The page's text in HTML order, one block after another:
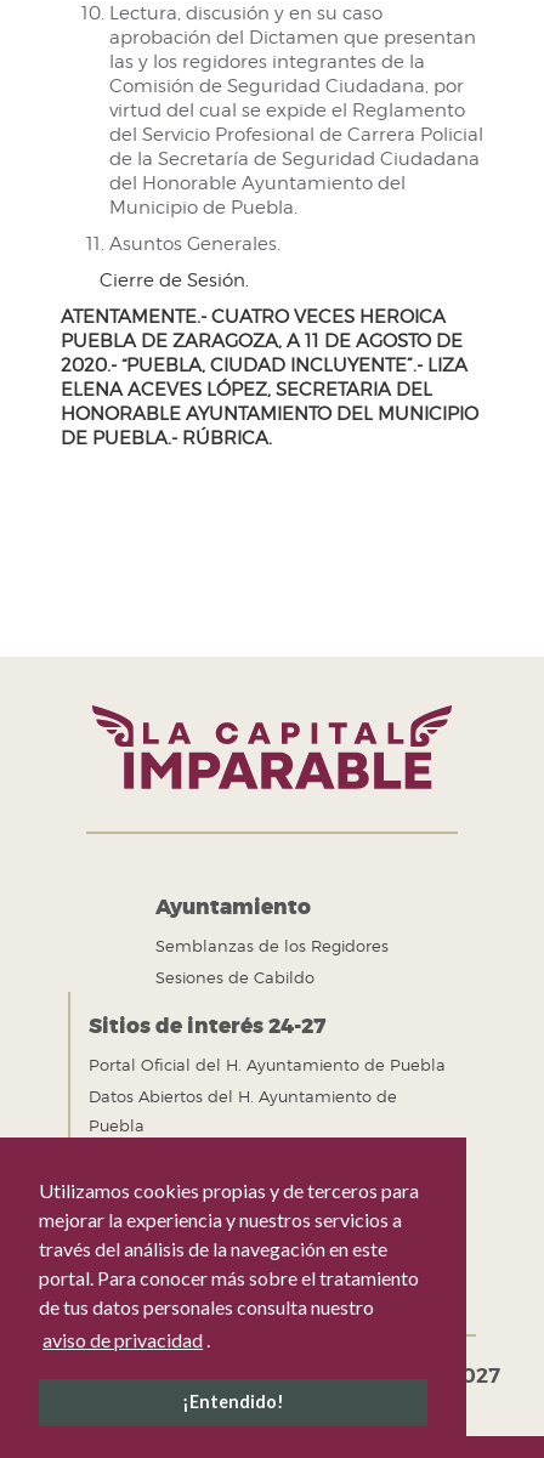
Utilizamos cookies propias y de terceros para
mejorar la experiencia y nuestros servicios a
través del análisis de la navegación en este
portal. Para conocer más sobre el tratamiento
de tus datos personales consulta nuestro
aviso de privacidad.
¡Entendido!
Lectura, discusión y en su caso
aprobación del Dictamen que presentan
las y los regidores integrantes de la
Comisión de Seguridad Ciudadana, por
virtud del cual se expide el Reglamento
del Servicio Profesional de Carrera Policial
de la Secretaría de Seguridad Ciudadana
del Honorable Ayuntamiento del
Municipio de Puebla.
Asuntos Generales.
Cierre de Sesión.
ATENTAMENTE.- CUATRO VECES HEROICA
PUEBLA DE ZARAGOZA, A 11 DE AGOSTO DE
2020.- “PUEBLA, CIUDAD INCLUYENTE”.- LIZA
ELENA ACEVES LÓPEZ, SECRETARIA DEL
HONORABLE AYUNTAMIENTO DEL MUNICIPIO
DE PUEBLA.- RÚBRICA.
Ayuntamiento
Semblanzas de los Regidores
Sesiones de Cabildo
Sitios de interés 24-27
Portal Oficial del H. Ayuntamiento de Puebla
Datos Abiertos del H. Ayuntamiento de
Puebla
Puebla
Mejora Regulatoria del H. Ayuntamiento de
Puebla
Gobierno de la Ciudad de Puebla 2024-2027
Tel. +52 (222) 309 43 00 Puebla, Pue. México